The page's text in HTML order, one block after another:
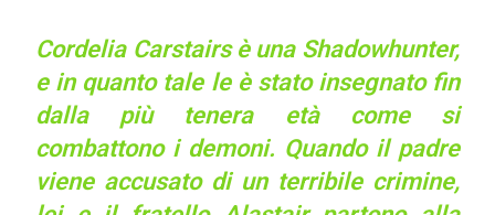
Cordelia Carstairs è una Shadowhunter,
e in quanto tale le è stato insegnato fin
dalla più tenera età come si
combattono i demoni. Quando il padre
viene accusato di un terribile crimine,